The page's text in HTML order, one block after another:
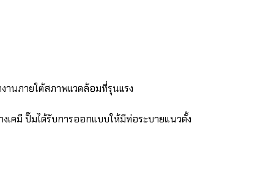
านภายใต้สภาพแวดล้อมที่รุนแรง
คมี ปั๊มได้รับการออกแบบให้มีท่อระบายแนวตั้ง